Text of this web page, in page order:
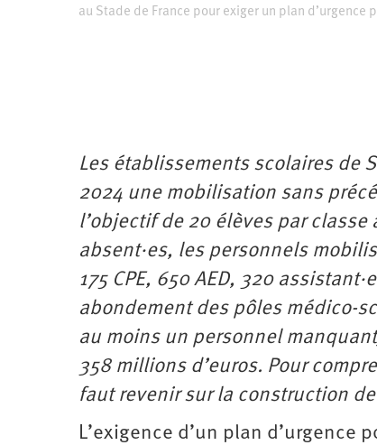
au Stade de France pour exiger un plan d’urgence
Les établissements scolaires de
2024 une mobilisation sans
l’objectif de 20 élèves par
absent·es, les personnels
175 CPE, 650 AED, 320
abondement des pôles médico-
au moins un personnel
358 millions d’euros. Pour
faut revenir sur la construction
L’exigence d’un plan